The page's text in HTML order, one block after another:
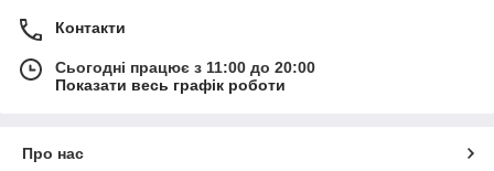
Контакти
Сьогодні працює з 11:00 до 20:00
Показати весь графік роботи
Про нас